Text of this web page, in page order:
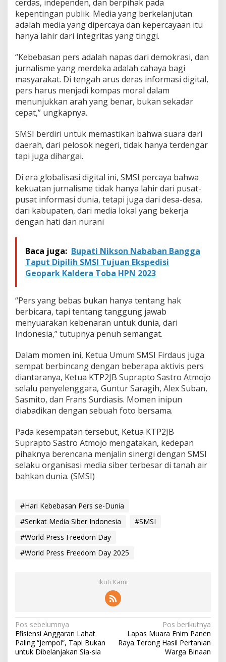
cerdas, independen, dan berpihak pada
kepentingan publik. Media yang berkelanjutan
adalah media yang dipercaya dan kepercayaan itu
hanya lahir dari integritas yang tinggi.
“Kebebasan pers adalah napas dari demokrasi, dan
jurnalisme yang merdeka adalah cahaya bagi
masyarakat. Di tengah arus deras informasi digital,
pers harus menjadi kompas moral dalam
menunjukkan arah yang benar, bukan sekadar
cepat,” ungkapnya.
SMSI berdiri untuk memastikan bahwa suara dari
daerah, dari pelosok negeri, tidak hanya terdengar
tapi juga dihargai.
Di era globalisasi digital ini, SMSI percaya bahwa
kekuatan jurnalisme tidak hanya lahir dari pusat-
pusat informasi dunia, tetapi juga dari desa-desa,
dari kabupaten, dari media lokal yang bekerja
dengan hati dan nurani
Baca juga: Bupati Nikson Nababan Bangga
Taput Dipilih SMSI Tujuan Ekspedisi
Geopark Kaldera Toba HPN 2023
“Pers yang bebas bukan hanya tentang hak
berbicara, tapi tentang tanggung jawab
menyuarakan kebenaran untuk dunia, dari
Indonesia,” tutupnya penuh semangat.
Dalam momen ini, Ketua Umum SMSI Firdaus juga
sempat berbincang dengan beberapa aktivis pers
diantaranya, Ketua KTP2JB Suprapto Sastro Atmojo
selalu penyelenggara, Guntur Saragih, Alex Suban,
Sasmito, dan Frans Surdiasis. Momen inipun
diabadikan dengan sebuah foto bersama.
Pada kesempatan tersebut, Ketua KTP2JB
Suprapto Sastro Atmojo mengatakan, kedepan
pihaknya berencana menjalin sinergi dengan SMSI
selaku organisasi media siber terbesar di tanah air
bahkan dunia. (SMSI)
#Hari Kebebasan Pers se-Dunia
#Serikat Media Siber Indonesia
#SMSI
#World Press Freedom Day
#World Press Freedom Day 2025
Ikuti Kami
N
a
v
Pos sebelumnya
Efisiensi Anggaran Lahat
Paling “Jempol”, Tapi Bukan
untuk Dibelanjakan Sia-sia
Pos berikutnya
Lapas Muara Enim Panen
Raya Terong Hasil Pertanian
Warga Binaan